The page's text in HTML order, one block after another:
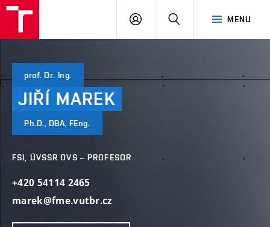
MENU
PŘIHLÁSIT
prof. Dr. Ing.
JIŘÍ MAREK
Ph.D., DBA, FEng.
FSI, ÚVSSR OVS – PROFESOR
+420 54114 2465
marek@fme.vutbr.cz